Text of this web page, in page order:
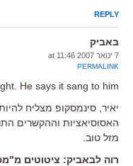
REPLY
באביק
7 ינואר 2007 at 11:46
PERMALINK
He says it sang to him.
יאיר, סינמסקופ מצליח
האסוסיאציות וההקשרים
מזל טוב.
רוה לבאביק: ציטוטים